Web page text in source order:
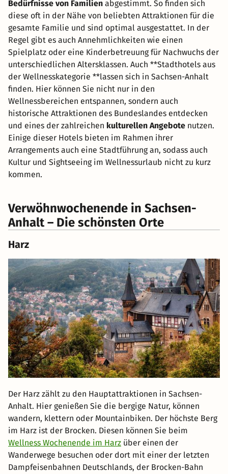
Bedürfnisse von Familien abgestimmt. So finden sich
diese oft in der Nähe von beliebten Attraktionen für die
gesamte Familie und sind optimal ausgestattet. In der
Regel gibt es auch Annehmlichkeiten wie einen
Spielplatz oder eine Kinderbetreuung für Nachwuchs der
unterschiedlichen Altersklassen. Auch **Stadthotels aus
der Wellnesskategorie **lassen sich in Sachsen-Anhalt
finden. Hier können Sie nicht nur in den
Wellnessbereichen entspannen, sondern auch
historische Attraktionen des Bundeslandes entdecken
und eines der zahlreichen kulturellen Angebote nutzen.
Einige dieser Hotels bieten im Rahmen ihrer
Arrangements auch eine Stadtführung an, sodass auch
Kultur und Sightseeing im Wellnessurlaub nicht zu kurz
kommen.
Verwöhnwochenende in Sachsen-
Anhalt – Die schönsten Orte
Harz
Der Harz zählt zu den Hauptattraktionen in Sachsen-
Anhalt. Hier genießen Sie die bergige Natur, können
wandern, klettern oder Mountainbiken. Der höchste Berg
im Harz ist der Brocken. Diesen können Sie beim
Wellness Wochenende im Harz über einen der
Wanderwege besuchen oder dort mit einer der letzten
Dampfeisenbahnen Deutschlands, der Brocken-Bahn